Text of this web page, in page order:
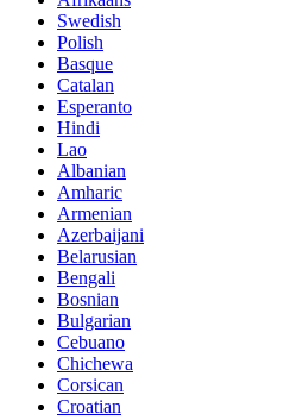
Swedish
Polish
Basque
Catalan
Esperanto
Hindi
Lao
Albanian
Amharic
Armenian
Azerbaijani
Belarusian
Bengali
Bosnian
Bulgarian
Cebuano
Chichewa
Corsican
Croatian